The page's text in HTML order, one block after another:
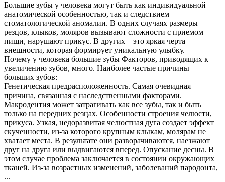
Большие зубы у человека могут быть как индивидуальной
анатомической особенностью, так и следствием
стоматологической аномалии. В одних случаях размеры
резцов, клыков, моляров вызывают сложности с приемом
пищи, нарушают прикус. В других – это яркая черта
внешности, которая формирует уникальную улыбку.
Почему у человека большие зубы Факторов, приводящих к
увеличению зубов, много. Наиболее частые причины
больших зубов:
Генетическая предрасположенность. Самая очевидная
причина, связанная с наследственными факторами.
Макродентия может затрагивать как все зубы, так и быть
только на передних резцах. Особенности строения челюсти,
прикуса. Узкая, недоразвитая челюстная дуга создает эффект
скученности, из-за которого крупным клыкам, молярам не
хватает места. В результате они разворачиваются, наезжают
друг на друга или выдвигаются вперед. Опускание десны. В
этом случае проблема заключается в состоянии окружающих
тканей. Из-за возрастных изменений, заболеваний пародонта,
...